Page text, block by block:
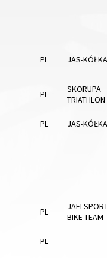
PL JAS-KÓŁKA
PL
SKORUPA
TRIATHLON
PL JAS-KÓŁKA
PL
JAFI
BIKE TEAM
PL